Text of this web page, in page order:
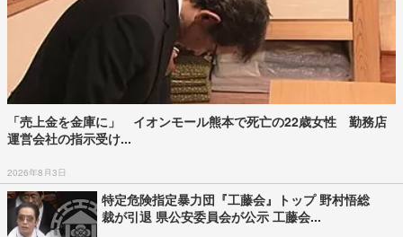
「売上金を金庫に」 イオンモール熊本で死亡の22歳女性 勤務店
運営会社の指示受け...
2026年8月3日
特定危険指定暴力団『工藤会』トップ 野村悟総
裁が引退 県公安委員会が公示 工藤会...